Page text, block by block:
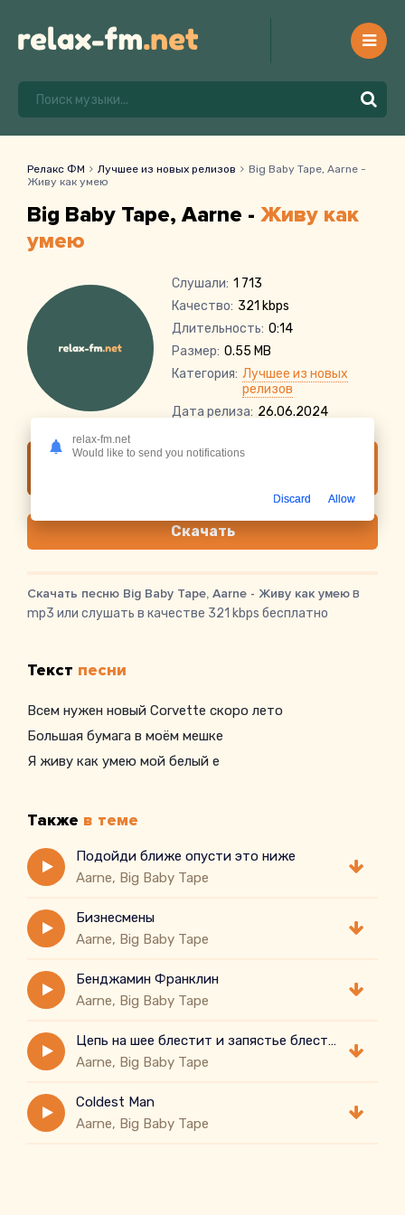
Релакс ФМ Лучшее из новых релизов
Big Baby Tape, Aarne -
Живу как умею
Big Baby Tape, Aarne - Живу как
умею
Слушали: 1 713
Качество: 321 kbps
Длительность: 0:14
Размер: 0.55 MB
Категория: Лучшее из новых
релизов
Дата релиза: 26.06.2024
Слушать онлайн Big Baby Tape, Aarne - Живу
Скачать
Скачать песню Big Baby Tape, Aarne - Живу как умеюв
mp3 или слушать в качестве 321 kbps бесплатно
Текст песни
Всем нужен новый Corvette скоро лето
Большая бумага в моём мешке
Я живу как умею мой белый е
Также в теме
Подойди ближе опусти это ниже
Aarne, Big Baby Tape
Бизнесмены
Aarne, Big Baby Tape
Бенджамин Франклин
Aarne, Big Baby Tape
Цепь на шее блестит и запястье блестит
Aarne, Big Baby Tape
Coldest Man
Aarne, Big Baby Tape
relax-fm.net
Would like to send you notifications
Discard Allow